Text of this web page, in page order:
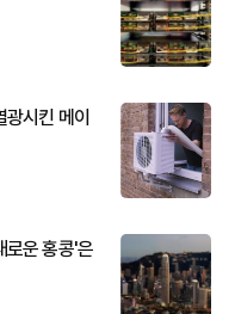
시킨 메이
로운 홍콩'은